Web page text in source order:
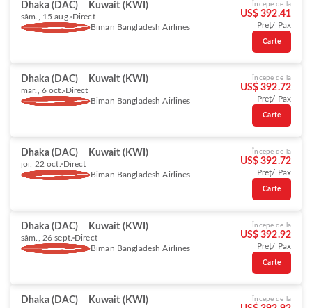
Dhaka (DAC) Kuwait (KWI)
sâm., 15 aug. Direct
Biman Bangladesh Airlines
Începe de la
US$ 392.41
Preț/ Pax
Carte
Dhaka (DAC) Kuwait (KWI)
mar., 6 oct. Direct
Biman Bangladesh Airlines
Începe de la
US$ 392.72
Preț/ Pax
Carte
Dhaka (DAC) Kuwait (KWI)
joi, 22 oct. Direct
Biman Bangladesh Airlines
Începe de la
US$ 392.72
Preț/ Pax
Carte
Dhaka (DAC) Kuwait (KWI)
sâm., 26 sept. Direct
Biman Bangladesh Airlines
Începe de la
US$ 392.92
Preț/ Pax
Carte
Dhaka (DAC) Kuwait (KWI) Începe de la